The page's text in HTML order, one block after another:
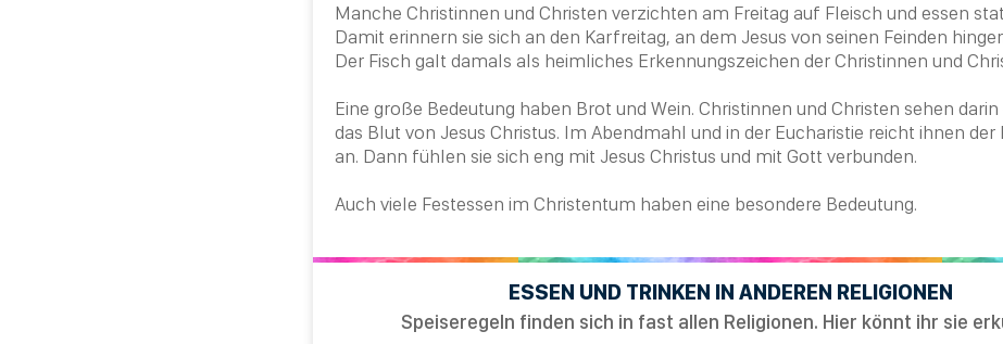
Manche Christinnen und Christen verzichten am Freitag auf Fleisch und essen
Damit erinnern sie sich an den Karfreitag, an dem Jesus von seinen Feinden
Der Fisch galt damals als heimliches Erkennungszeichen der Christinnen und
Eine große Bedeutung haben Brot und Wein. Christinnen und Christen sehen darin
das Blut von Jesus Christus. Im Abendmahl und in der Eucharistie reicht ihnen der
an. Dann fühlen sie sich eng mit Jesus Christus und mit Gott verbunden.
Auch viele Festessen im Christentum haben eine besondere Bedeutung.
ESSEN UND TRINKEN IN ANDEREN RELIGIONEN
Speiseregeln finden sich in fast allen Religionen. Hier könnt ihr sie